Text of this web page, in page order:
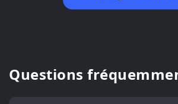
Questions